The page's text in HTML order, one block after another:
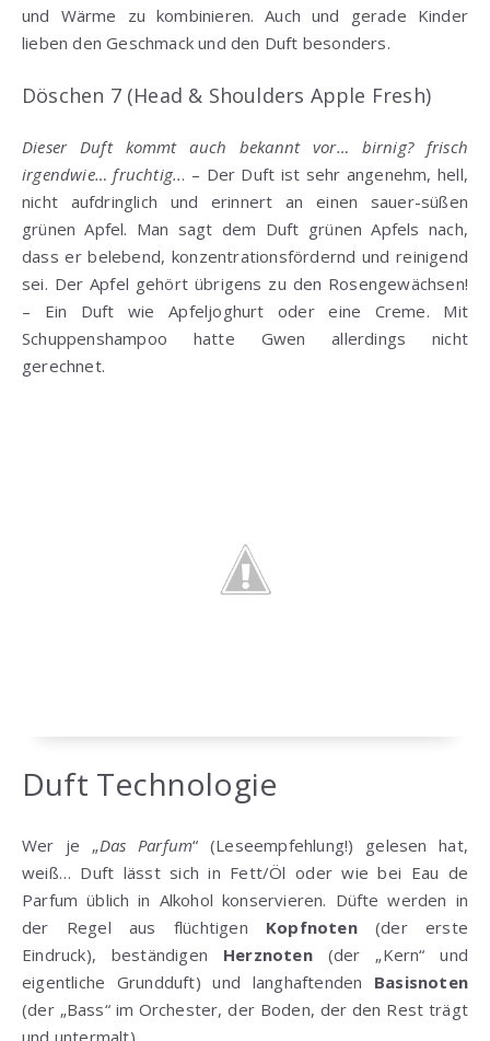
und Wärme zu kombinieren. Auch und gerade Kinder
lieben den Geschmack und den Duft besonders.
Döschen 7 (Head & Shoulders Apple Fresh)
Dieser Duft kommt auch bekannt vor… birnig? frisch
irgendwie… fruchtig... – Der Duft ist sehr angenehm, hell,
nicht aufdringlich und erinnert an einen sauer-süßen
grünen Apfel. Man sagt dem Duft grünen Apfels nach,
dass er belebend, konzentrationsfördernd und reinigend
sei. Der Apfel gehört übrigens zu den Rosengewächsen!
– Ein Duft wie Apfeljoghurt oder eine Creme. Mit
Schuppenshampoo hatte Gwen allerdings nicht
gerechnet.
Duft Technologie
Wer je „Das Parfum“ (Leseempfehlung!) gelesen hat,
weiß… Duft lässt sich in Fett/Öl oder wie bei Eau de
Parfum üblich in Alkohol konservieren. Düfte werden in
der Regel aus flüchtigen Kopfnoten(der erste
Eindruck), beständigen Herznoten(der „Kern“ und
eigentliche Grundduft) und langhaftenden Basisnoten
(der „Bass“ im Orchester, der Boden, der den Rest trägt